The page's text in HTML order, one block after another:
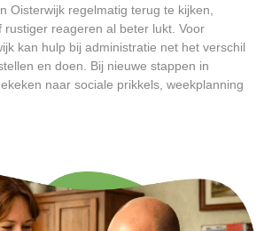
Oisterwijk regelmatig terug te kijken,
rustiger reageren al beter lukt. Voor
kan hulp bij administratie net het verschil
en doen. Bij nieuwe stappen in
naar sociale prikkels, weekplanning